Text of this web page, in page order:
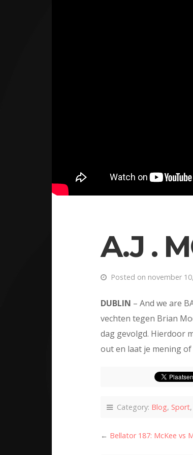
A.J .
Posted on november
DUBLIN – And we are
vechten tegen Brian
dag gevolgd. Hierdoor
out en laat je mening
Category: Blog, Sport,
← Bellator 187: McKee vs